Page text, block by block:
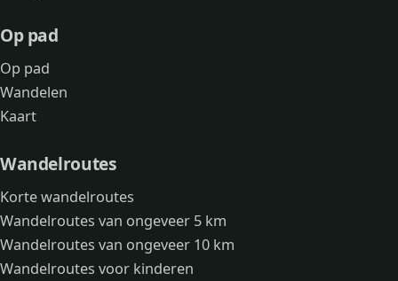
Op pad
Op pad
Wandelen
Kaart
Wandelroutes
Korte wandelroutes
Wandelroutes van ongeveer 5 km
Wandelroutes van ongeveer 10 km
Wandelroutes voor kinderen